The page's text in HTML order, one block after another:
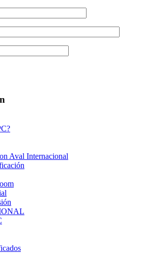
Aval Internacional